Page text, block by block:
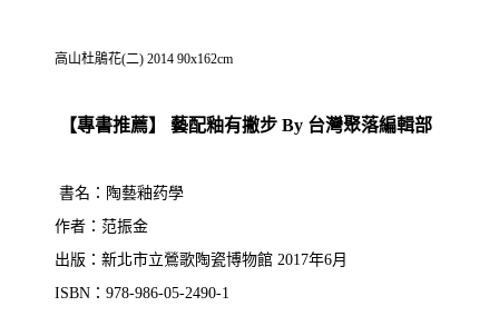
高山杜鵑花(二) 2014 90x162cm
【專書推薦】 藝配釉有撇步 By 台灣聚落編輯部
書名：陶藝釉药學
作者：范振金
出版：新北市立鶯歌陶瓷博物館 2017年6月
ISBN：978-986-05-2490-1